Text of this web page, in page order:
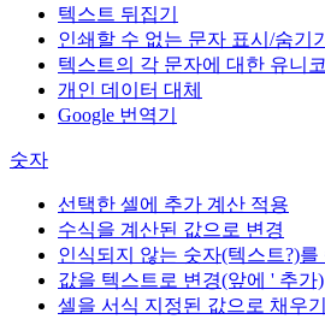
텍스트 뒤집기
인쇄할 수 없는 문자 표시/숨기기
텍스트의 각 문자에 대한 유니
개인 데이터 대체
Google 번역기
숫자
선택한 셀에 추가 계산 적용
수식을 계산된 값으로 변경
인식되지 않는 숫자(텍스트?)
값을 텍스트로 변경(앞에 ' 추가)
셀을 서식 지정된 값으로 채우기